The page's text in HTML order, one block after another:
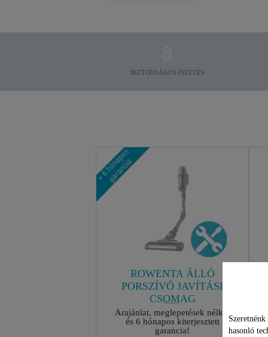
BIZTONSÁGOS FIZETÉS
ROWENTA ÁLLÓ
PORSZÍVÓ JAVÍTÁSI
CSOMAG
Árajánlat, meglepetések nélkül
és 6 hónapos kiterjesztett
garancia!
hasonló